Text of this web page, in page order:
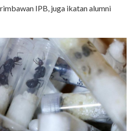
IPB, juga ikatan alumni